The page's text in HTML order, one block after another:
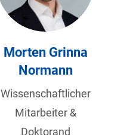
Morten Grinna
Normann
Wissenschaftlicher
Mitarbeiter &
Doktorand